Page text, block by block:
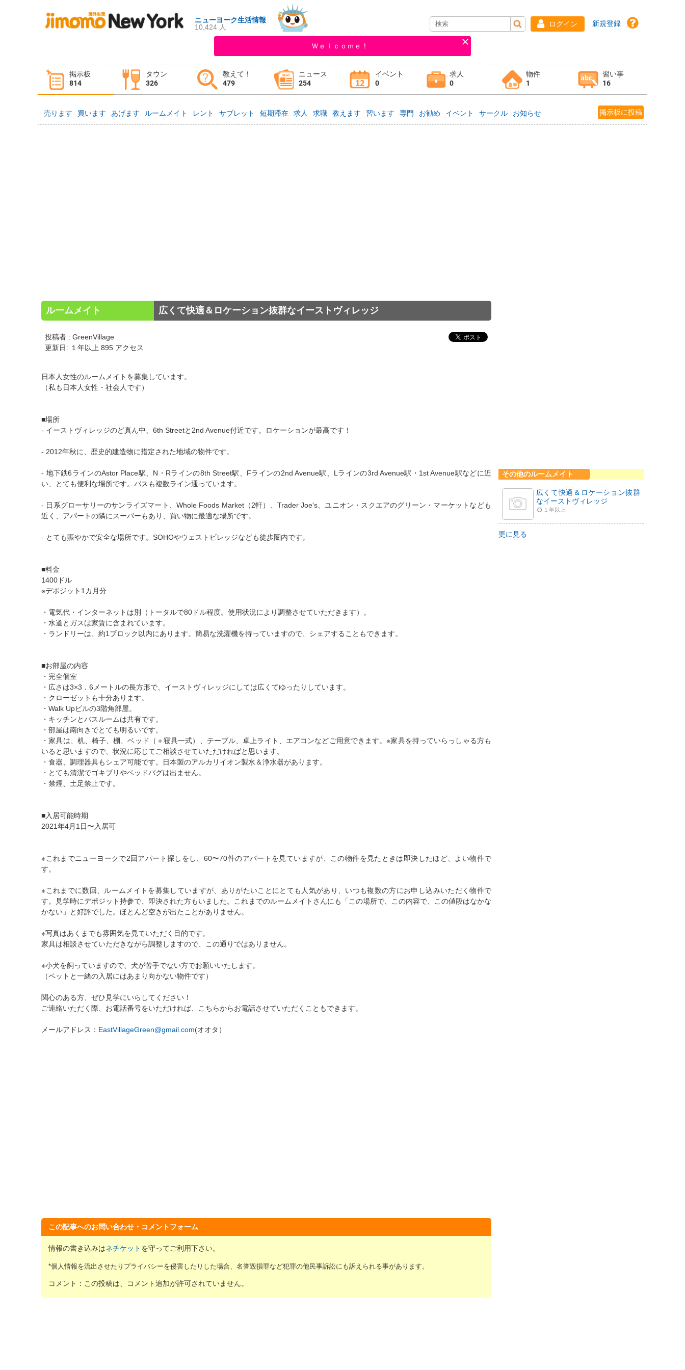
ニューヨーク生活情報
10,424 人
ログイン 新規登録
Ｗｅｌｃｏｍｅ！
掲示板
814
タウン
326
教えて！
479
ニュース
254
イベント
0
求人
0
物件
1
習い事
16
タウン情報 教えて！
イベント 求人
売ります 買います あげます ルームメイト レント サブレット 短期滞在 求人 求職 教えます 習います 専門 お勧め イベント サークル お知らせ 掲示板に投稿
ルームメイト 広くて快適＆ロケーション抜群なイーストヴィレッジ
投稿者 : GreenVillage
更新日: １年以上 895 アクセス
日本人女性のルームメイトを募集しています。
（私も日本人女性・社会人です）
■場所
- イーストヴィレッジのど真ん中、6th Streetと2nd Avenue付近です。ロケーションが最高です！
- 2012年秋に、歴史的建造物に指定された地域の物件です。
- 地下鉄6ラインのAstor Place駅、N・Rラインの8th Street駅、Fラインの2nd Avenue駅、Lラインの3rd Avenue駅・1st Avenue駅などに近
い、とても便利な場所です。バスも複数ライン通っています。
- 日系グローサリーのサンライズマート、Whole Foods Market（2軒）、Trader Joe's、ユニオン・スクエアのグリーン・マーケットなども
近く、アパートの隣にスーパーもあり、買い物に最適な場所です。
- とても賑やかで安全な場所です。SOHOやウェストビレッジなども徒歩圏内です。
■料金
1400ドル
※デポジット1カ月分
・電気代・インターネットは別（トータルで80ドル程度。使用状況により調整させていただきます）。
・水道とガスは家賃に含まれています。
・ランドリーは、約1ブロック以内にあります。簡易な洗濯機を持っていますので、シェアすることもできます。
■お部屋の内容
・完全個室
・広さは3×3．6メートルの長方形で、イーストヴィレッジにしては広くてゆったりしています。
・クローゼットも十分あります。
・Walk Upビルの3階角部屋。
・キッチンとバスルームは共有です。
・部屋は南向きでとても明るいです。
・家具は、机、椅子、棚、ベッド（＋寝具一式）、テーブル、卓上ライト、エアコンなどご用意できます。※家具を持っていらっしゃる方も
いると思いますので、状況に応じてご相談させていただければと思います。
・食器、調理器具もシェア可能です。日本製のアルカリイオン製水＆浄水器があります。
・とても清潔でゴキブリやベッドバグは出ません。
・禁煙、土足禁止です。
■入居可能時期
2021年4月1日〜入居可
※これまでニューヨークで2回アパート探しをし、60〜70件のアパートを見ていますが、この物件を見たときは即決したほど、よい物件で
す。
※これまでに数回、ルームメイトを募集していますが、ありがたいことにとても人気があり、いつも複数の方にお申し込みいただく物件で
す。見学時にデポジット持参で、即決された方もいました。これまでのルームメイトさんにも「この場所で、この内容で、この値段はなかな
かない」と好評でした。ほとんど空きが出たことがありません。
※写真はあくまでも雰囲気を見ていただく目的です。
家具は相談させていただきながら調整しますので、この通りではありません。
※小犬を飼っていますので、犬が苦手でない方でお願いいたします。
（ペットと一緒の入居にはあまり向かない物件です）
関心のある方、ぜひ見学にいらしてください！
ご連絡いただく際、お電話番号をいただければ、こちらからお電話させていただくこともできます。
メールアドレス： EastVillageGreen@gmail.com(オオタ）
この記事へのお問い合わせ・コメントフォーム
情報の書き込みはネチケット を守ってご利用下さい。
*個人情報を流出させたりプライバシーを侵害したりした場合、名誉毀損罪など犯罪の他民事訴訟にも訴えられる事があります。
コメント：この投稿は、コメント追加が許可されていません。
その他のルームメイト
広くて快適＆ロケーション抜群
なイーストヴィレッジ
１年以上
更に見る